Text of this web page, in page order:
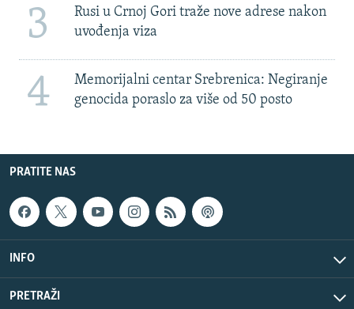
3
Rusi u Crnoj Gori traže nove adrese nakon
uvođenja viza
4
Memorijalni centar Srebrenica: Negiranje
genocida poraslo za više od 50 posto
PRATITE NAS
INFO
PRETRAŽI